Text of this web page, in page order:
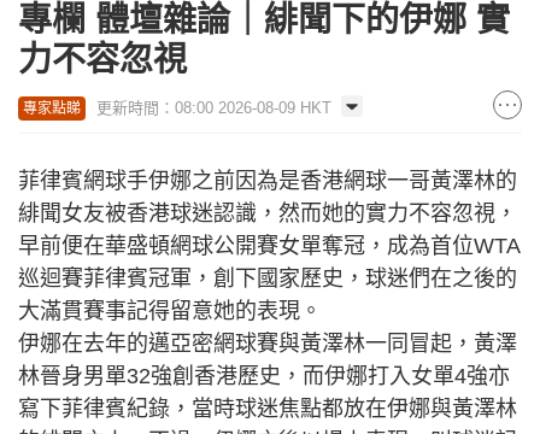
專欄 體壇雜論｜緋聞下的伊娜 實
力不容忽視
專家點睇 更新時間：08:00 2026-08-09 HKT
菲律賓網球手伊娜之前因為是香港網球一哥黃澤林的
緋聞女友被香港球迷認識，然而她的實力不容忽視，
早前便在華盛頓網球公開賽女單奪冠，成為首位WTA
巡迴賽菲律賓冠軍，創下國家歷史，球迷們在之後的
大滿貫賽事記得留意她的表現。
伊娜在去年的邁亞密網球賽與黃澤林一同冒起，黃澤
林晉身男單32強創香港歷史，而伊娜打入女單4強亦
寫下菲律賓紀錄，當時球迷焦點都放在伊娜與黃澤林